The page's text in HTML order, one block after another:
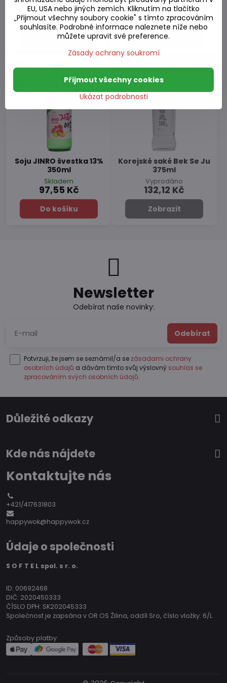
Skladem
198,91 Kč
Do košíku
Skladem
76,16 Kč
Do košíku
Soju JINRO švestka 13%
350ml
Skladem
97,55 Kč
Do košíku
Korejské saké Bek Se Ju
375ml
Vyprodáno
132,12 Kč
Zobrazit
Newsletter
Odebírat naše novinky:
Odebírat
Potvrzuji, že jsem se seznámil/a se zásadami ochrany
osobních údajů a dávám tímto svůj výslovný souhlas se
zpracováním svých osobních údajů.
Důležité odkazy
Kde nás nájdete
Kontaktujte nás
+421/417631803
happywok@happywok.cz
Údaje o společnosti
S O F T E L spol. s r. o.
ID: 00692468
DIČ: 2020450333
ČÍSLO DPH: SK202045333
Společnost je zapsána v OR OS Žilina, oddíl Sro, číslo vložky: 6/L
Způsoby platby:
EU, USA nebo jiných zemích. Kliknutím na tlačítko
„Přijmout všechny soubory cookie" s tímto zpracováním
souhlasíte. Podrobné informace naleznete níže nebo
můžete upravit své preference.
Zásady ochrany soukromí
Ukázat podrobnosti
Přijmout všechny cookies